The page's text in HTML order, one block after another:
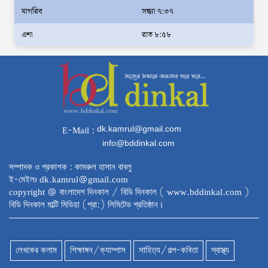
স্বরাষ্ট্রমন্ত্রীর সঙ্গে অস্ট্রেলিয়ার নাগরিকত্ব, কাস্টম
ও বহুসংস্কৃতি বিষয়ক সহকারী মন্ত্রীর সাক্ষাৎ
‘তরুণদের উৎসাহ দিলেন যুব ও ক্রীড়া প্রতিমন্ত্রী,
এলজিআরডি প্রতিমন্ত্রী, জনপ্রশাসন প্রতিমন্ত্রীসহ
বগুড়ার সংসদ সদস্যরা’
৬,০০০ (ছয় হাজার) পিস ইয়াবা ট্যাবলেট , নগদ
টাকা সহ জন মাদক ব্যবসায়ীকে গ্রেফতার করেছে
উত্তরখানে ডিএনসিসি প্রশাসক মো. শফিকুল ও
ঢাকা-১৮ আসনের সংসদ সদস্য এস এম জাহাঙ্গীর
হোসেনের উপর একদল দুস্কৃতিকারীদের হামলা
থেকেই পরিবর্তনের সূচনা করতে হবে: ভূমি ও পার্বত্য
মাগরিব
সন্ধ্যা ৭:৩৭
এশা
রাত ৮:৫৮
E-Mail : dk.kamrul@gmail.com
info@bddinkal.com
সম্পাদক ও প্রকাশক : কামরুল হাসান বাবলু
ই-মেইলঃ dk.kamrul@gmail.com
copyright @ বাংলাদেশ দিনকাল / বিডি দিনকাল ( www.bddinkal.com )
বিডি দিনকাল মাল্টি মিডিয়া (প্রা:) লিমিটেড প্রতিষ্ঠান।
লেখকের কলাম শিক্ষাঙ্গন/ক্যাম্পাস সাহিত্য/গল্প-কবিতা স্বাস্থ্য